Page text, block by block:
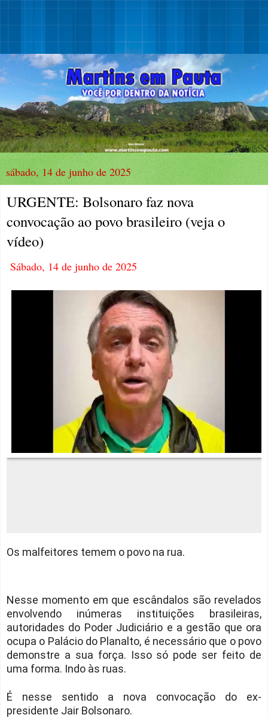
sábado, 14 de junho de 2025
URGENTE: Bolsonaro faz nova
convocação ao povo brasileiro (veja o
vídeo)
Sábado, 14 de junho de 2025
Os malfeitores temem o povo na rua.
Nesse momento em que escândalos são revelados
envolvendo inúmeras instituições brasileiras,
autoridades do Poder Judiciário e a gestão que ora
ocupa o Palácio do Planalto, é necessário que o povo
demonstre a sua força. Isso só pode ser feito de
uma forma. Indo às ruas.
É nesse sentido a nova convocação do ex-
presidente Jair Bolsonaro.